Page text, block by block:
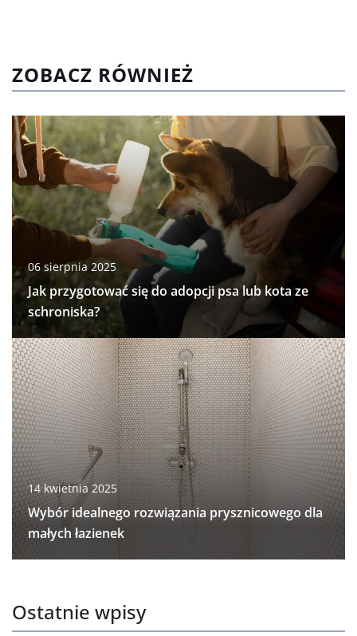
ZOBACZ RÓWNIEŻ
06 sierpnia 2025
Jak przygotować się do adopcji psa lub kota ze
schroniska?
14 kwietnia 2025
Wybór idealnego rozwiązania prysznicowego dla
małych łazienek
Ostatnie wpisy